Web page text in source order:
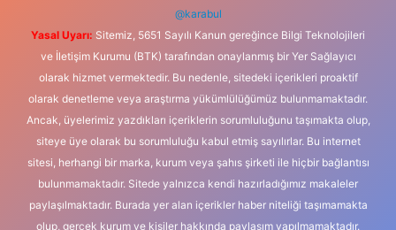
@karabul
Yasal Uyarı: Sitemiz, 5651 Sayılı Kanun gereğince Bilgi Teknolojileri
ve İletişim Kurumu (BTK) tarafından onaylanmış bir Yer Sağlayıcı
olarak hizmet vermektedir. Bu nedenle, sitedeki içerikleri proaktif
olarak denetleme veya araştırma yükümlülüğümüz bulunmamaktadır.
Ancak, üyelerimiz yazdıkları içeriklerin sorumluluğunu taşımakta olup,
siteye üye olarak bu sorumluluğu kabul etmiş sayılırlar. Bu internet
sitesi, herhangi bir marka, kurum veya şahıs şirketi ile hiçbir bağlantısı
bulunmamaktadır. Sitede yalnızca kendi hazırladığımız makaleler
paylaşılmaktadır. Burada yer alan içerikler haber niteliği taşımamakta
olup, gerçek kurum ve kişiler hakkında paylaşım yapılmamaktadır.